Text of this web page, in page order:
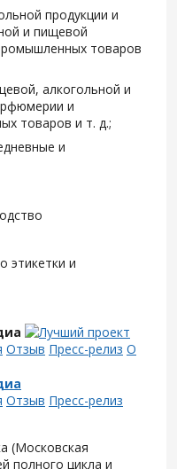
продукции и
и пищевой
товаров
алкогольной и
и
товаров и т. д.;
и
этикетки и
Отзыв Пресс-релиз О
Отзыв Пресс-релиз
(Московская
полного цикла и